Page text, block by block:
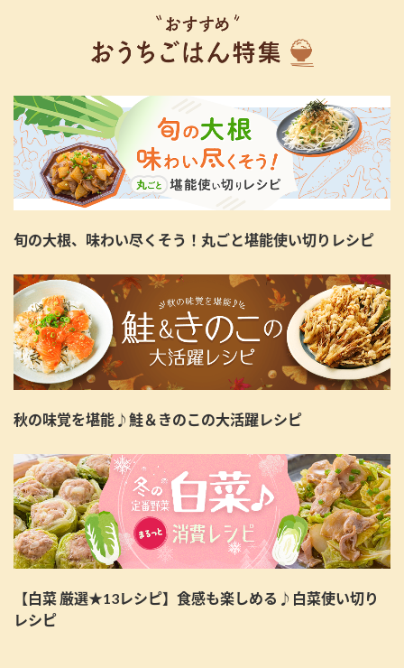
旬の大根、味わい尽くそう！丸ごと堪能使い切りレシピ
秋の味覚を堪能♪鮭＆きのこの大活躍レシピ
【白菜 厳選★13レシピ】食感も楽しめる♪白菜使い切り
レシピ